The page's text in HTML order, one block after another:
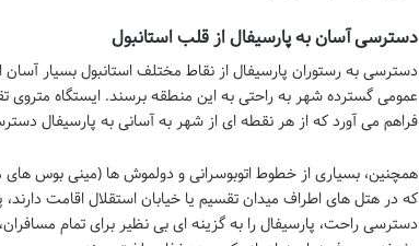
دسترسی آسان به پارسیفال از قلب استانبول
دسترسی به رستوران پارسیفال از نقاط مختلف استانبول بسیار
عمومی گسترده شهر به راحتی به این منطقه برسند. ایستگاه متروی
فراهم می آورد که از هر نقطه ای از شهر به آسانی به پارسیفال
همچنین، بسیاری از خطوط اتوبوسرانی و دولموش ها (مینی بوس های
که در هتل های اطراف میدان تقسیم یا خیابان استقلال اقامت
دسترسی راحت، پارسیفال را به گزینه ای بی نظیر برای تمام